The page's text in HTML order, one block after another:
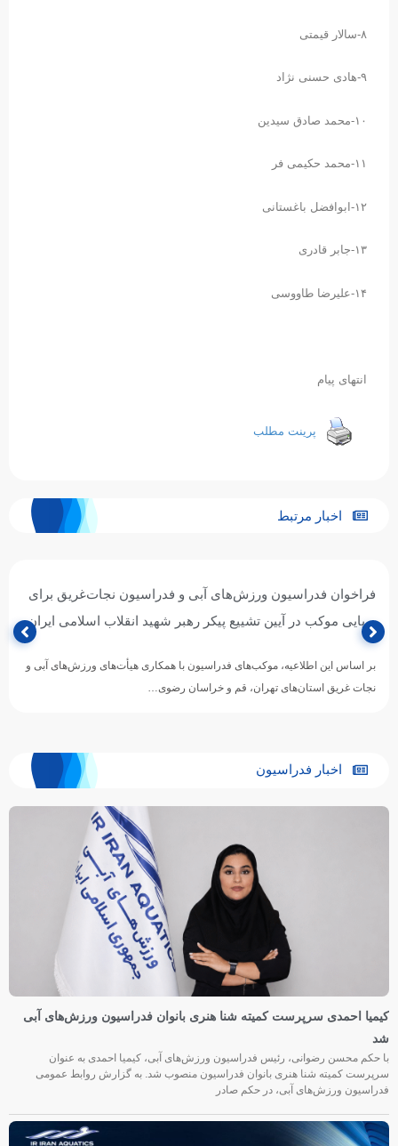
۸-سالار قیمتی
۹-هادی حسنی نژاد
۱۰-محمد صادق سیدین
۱۱-محمد حکیمی فر
۱۲-ابوافضل باغستانی
۱۳-جابر قادری
۱۴-علیرضا طاووسی
انتهای پیام
پرینت مطلب
اخبار مرتبط
فراخوان فدراسیون ورزش‌های آبی و فدراسیون نجات‌غریق برای
برپایی موکب در آیین تشییع پیکر رهبر شهید انقلاب اسلامی ایران
بر اساس این اطلاعیه، موکب‌های فدراسیون با همکاری هیأت‌های ورزش‌های آبی و
نجات غریق استان‌های تهران، قم و خراسان رضوی…
اخبار فدراسیون
کیمیا احمدی سرپرست کمیته شنا هنری بانوان فدراسیون ورزش‌های آبی
شد
با حکم محسن رضوانی، رئیس فدراسیون ورزش‌های آبی، کیمیا احمدی به عنوان
سرپرست کمیته شنا هنری بانوان فدراسیون منصوب شد. به گزارش روابط عمومی
فدراسیون ورزش‌های آبی، در حکم صادر